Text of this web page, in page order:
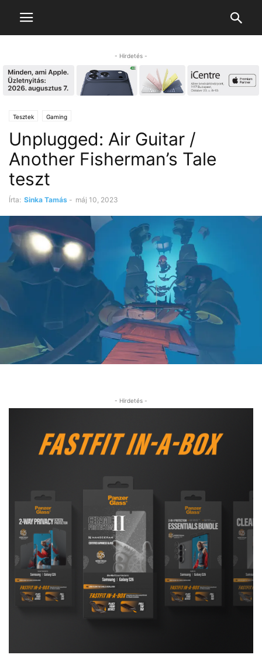
- Hirdetés -
Tesztek Gaming
Unplugged: Air Guitar /
Another Fisherman’s Tale
teszt
Írta: Sinka Tamás - máj 10, 2023
- Hirdetés -